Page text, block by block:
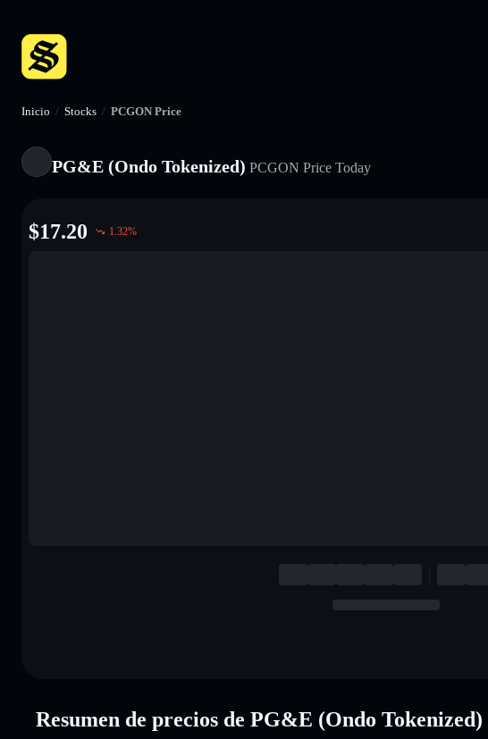
Inicio / Stocks / PCGON Price
PG&E (Ondo Tokenized) PCGON Price Today
$17.20 1.32%
Resumen de precios de PG&E (Ondo